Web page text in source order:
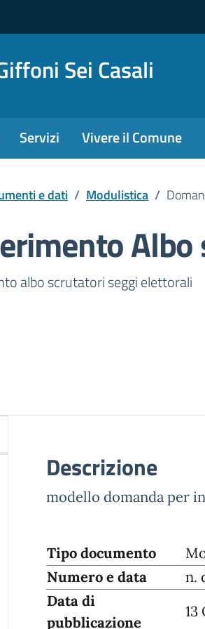
Sei Casali
Servizi Vivere il Comune
e dati / Modulistica /
pubblico
albo scrutatori seggi elettorali
Descrizione
modello domanda per
Tipo documento
Numero e data
n.
Data di
pubblicazione
13